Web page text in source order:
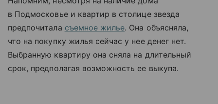
в Подмосковье и квартир в столице звезда
предпочитала съемное жилье. Она объясняла,
что на покупку жилья сейчас у нее денег нет.
Выбранную квартиру она сняла на длительный
срок, предполагая возможность ее выкупа.